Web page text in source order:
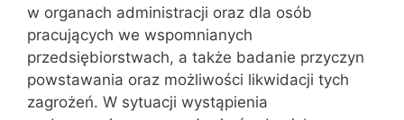
w organach administracji oraz dla osób
pracujących we wspomnianych
przedsiębiorstwach, a także badanie przyczyn
powstawania oraz możliwości likwidacji tych
zagrożeń. W sytuacji wystąpienia